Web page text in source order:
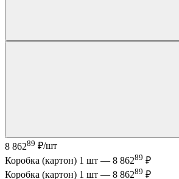
8 86289 ₽/шт
Коробка (картон) 1 шт — 8 86289 ₽
Коробка (картон) 1 шт — 8 86289 ₽